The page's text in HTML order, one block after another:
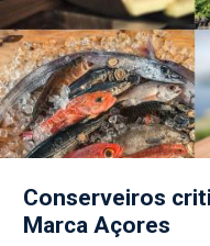
Conserveiros
Marca Açores